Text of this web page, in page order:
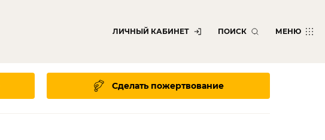
ЛИЧНЫЙ КАБИНЕТ ПОИСК МЕНЮ
Сделать пожертвование